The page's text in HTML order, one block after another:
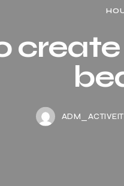
create
ADM_ACTIVEIT